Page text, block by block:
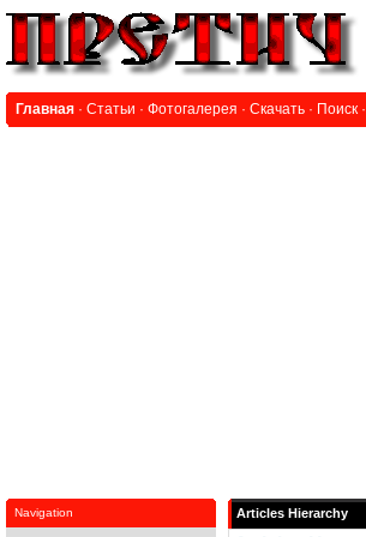
Главная · Статьи · Фотогалерея · Скачать · Поиск ·
Navigation Articles Hierarchy